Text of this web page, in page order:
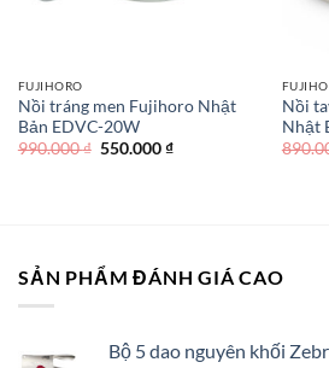
FUJIHORO
Nồi tráng men Fujihoro Nhật
Bản EDVC-20W
990.000₫ Giá
550.000₫Giá
Nồi
Nhật
SẢN PHẨM ĐÁNH GIÁ CAO
Bộ 5 dao nguyên khối